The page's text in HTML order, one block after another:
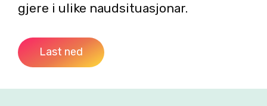
gjere i ulike naud­situasjonar.
Last ned